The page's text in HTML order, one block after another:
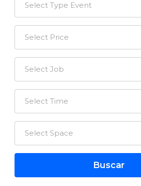
Select Type Event
Select Price
Select Job
Select Time
Select Space